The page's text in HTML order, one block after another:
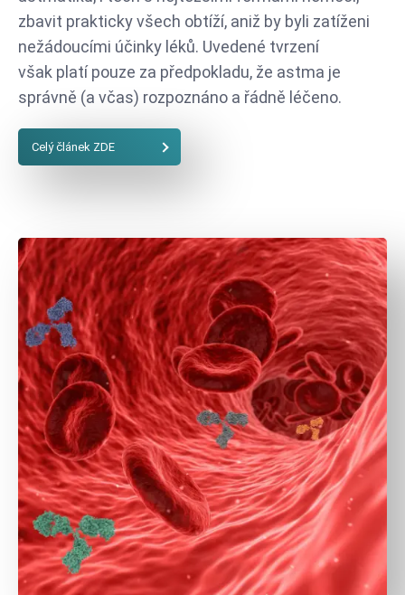
zbavit prakticky všech obtíží, aniž by byli zatíženi
nežádoucími účinky léků. Uvedené tvrzení
však platí pouze za předpokladu, že astma je
správně (a včas) rozpoznáno a řádně léčeno.
Celý článek ZDE